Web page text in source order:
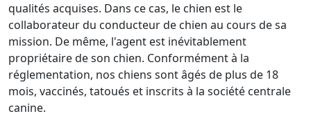
qualités acquises. Dans ce cas, le chien est le
collaborateur du conducteur de chien au cours de sa
mission. De même, l'agent est inévitablement
propriétaire de son chien. Conformément à la
réglementation, nos chiens sont âgés de plus de 18
mois, vaccinés, tatoués et inscrits à la société centrale
canine.